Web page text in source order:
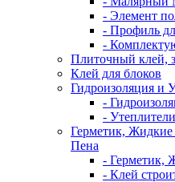
- Элемент
- Профиль
-
Плиточный клей,
Клей для блоков
Гидроизоляция и
-
- Утеплители
Герметик,
Пена
- Герметик,
- Клей